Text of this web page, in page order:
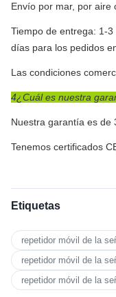
Envío por mar, por aire
Tiempo de entrega: 1-
días para los pedidos
Las condiciones
4¿Cuál es nuestra
Nuestra garantía es de
Tenemos certificados
Etiquetas
repetidor móvil de la
repetidor móvil de la
repetidor móvil de la